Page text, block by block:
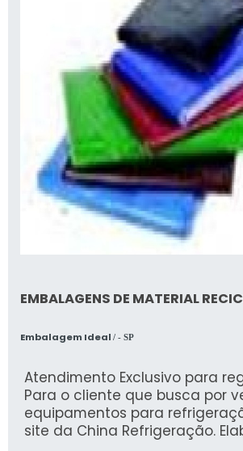
EMBALAGENS DE MATERIAL
Embalagem Ideal / - SP
Atendimento Exclusivo para
Para o cliente que busca por
equipamentos para
site da China Refrigeração.